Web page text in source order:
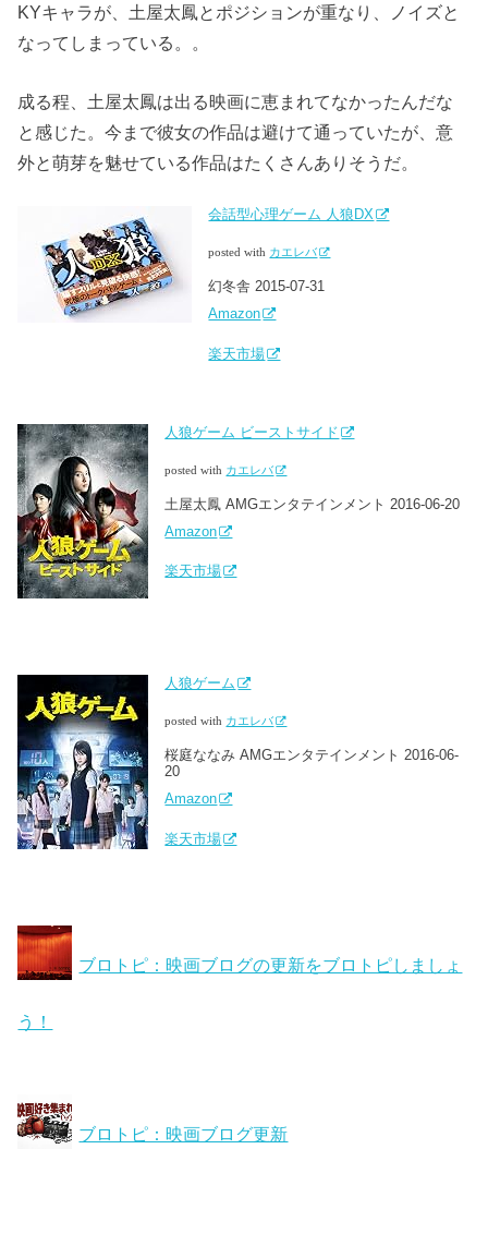
KYキャラが、土屋太鳳とポジションが重なり、ノイズと
なってしまっている。。
成る程、土屋太鳳は出る映画に恵まれてなかったんだな
と感じた。今まで彼女の作品は避けて通っていたが、意
外と萌芽を魅せている作品はたくさんありそうだ。
会話型心理ゲーム 人狼DX
posted with カエレバ
幻冬舎 2015-07-31
Amazon
楽天市場
人狼ゲーム ビーストサイド
posted with カエレバ
土屋太鳳 AMGエンタテインメント 2016-06-20
Amazon
楽天市場
人狼ゲーム
posted with カエレバ
桜庭ななみ AMGエンタテインメント 2016-06-
20
Amazon
楽天市場
ブロトピ：映画ブログの更新をブロトピしましょ
う！
ブロトピ：映画ブログ更新